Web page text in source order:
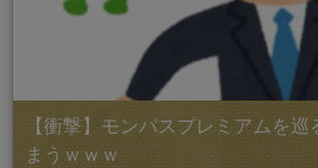
【衝撃】モンパスプレミアムを巡
まうｗｗｗ